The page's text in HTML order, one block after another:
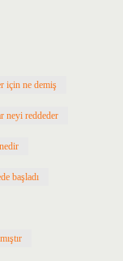
için ne demiş
neyi reddeder
başladı